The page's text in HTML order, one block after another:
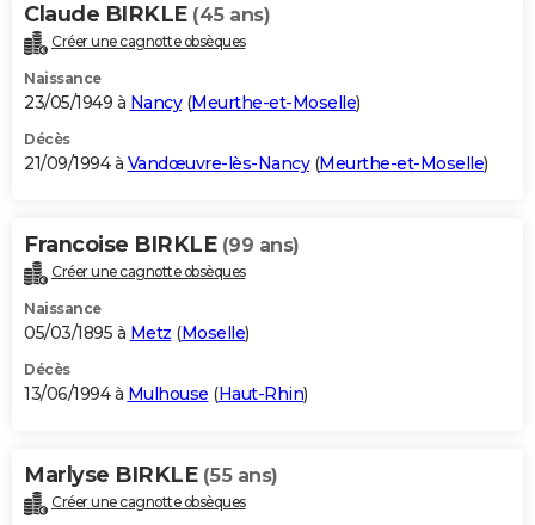
Claude BIRKLE (45 ans)
Créer une cagnotte obsèques
Naissance
23/05/1949 à Nancy(Meurthe-et-Moselle)
Décès
21/09/1994 à Vandœuvre-lès-Nancy(Meurthe-et-Moselle)
Francoise BIRKLE (99 ans)
Créer une cagnotte obsèques
Naissance
05/03/1895 à Metz (Moselle)
Décès
13/06/1994 à Mulhouse (Haut-Rhin)
Marlyse BIRKLE (55 ans)
Créer une cagnotte obsèques